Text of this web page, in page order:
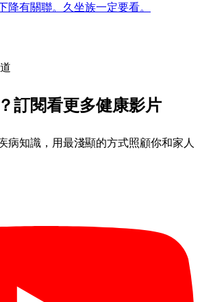
降有關聯。久坐族一定要看。
訂閱看更多健康影片
病知識，用最淺顯的方式照顧你和家人